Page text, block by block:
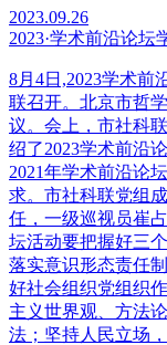
2023.09.26
2023·学术前沿论
8月4日,2023学术前
联召开。北京市哲
议。会上，市社科
绍了2023学术前沿
2021年学术前沿论
求。市社科联党组
任，一级巡视员崔
坛活动要把握好三
落实意识形态责任
好社会组织党组织
主义世界观、方法
法；坚持人民立场